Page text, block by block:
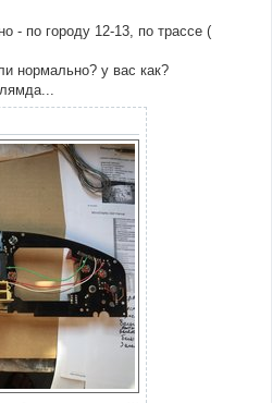
- по городу 12-13, по трассе (
нормально? у вас как?